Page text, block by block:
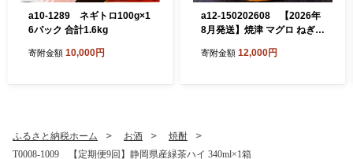
a10-1289 ネギトロ100g×1
6パック 合計1.6kg
寄附金額 10,000円
a12-150202608 【2026年
8月発送】焼津 マグロ ねぎと
寄附金額 12,000円
ふるさと納税ホーム お酒
焼酎
T0008-1009 【定期便9回】静岡県産緑茶ハイ 340ml×1箱